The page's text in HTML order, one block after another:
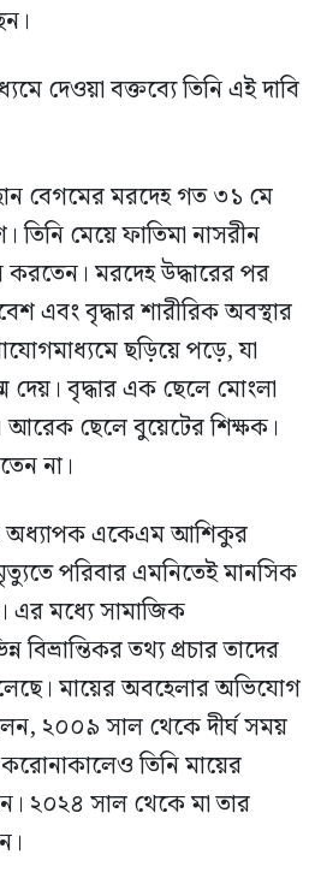
দেওয়া বক্তব্যে তিনি এই দাবি
বেগমের মরদেহ গত ৩১ মে
তিনি মেয়ে ফাতিমা নাসরীন
মরদেহ উদ্ধারের পর
এবং বৃদ্ধার শারীরিক অবস্থার
ছড়িয়ে পড়ে, যা
বৃদ্ধার এক ছেলে মোংলা
আরেক ছেলে বুয়েটের শিক্ষক।
না।
অধ্যাপক একেএম আশিকুর
পরিবার এমনিতেই মানসিক
এর মধ্যে সামাজিক
বিভ্রান্তিকর তথ্য প্রচার তাদের
মায়ের অবহেলার অভিযোগ
২০০৯ সাল থেকে দীর্ঘ সময়
তিনি মায়ের
২০২৪ সাল থেকে মা তার